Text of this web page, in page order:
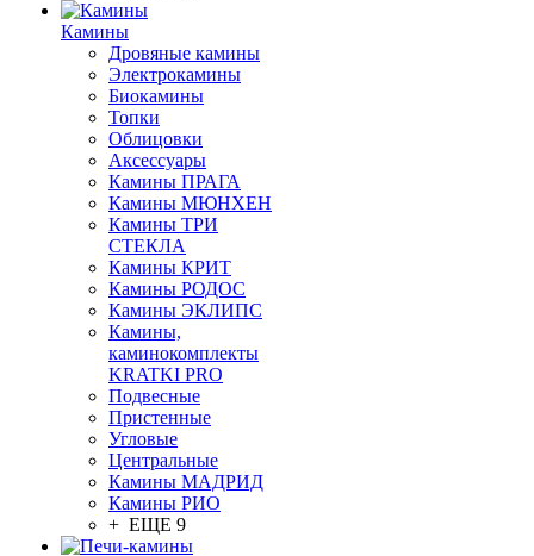
Камины
Дровяные камины
Электрокамины
Биокамины
Топки
Облицовки
Аксессуары
Камины ПРАГА
Камины МЮНХЕН
Камины ТРИ
СТЕКЛА
Камины КРИТ
Камины РОДОС
Камины ЭКЛИПС
Камины,
каминокомплекты
KRATKI PRO
Подвесные
Пристенные
Угловые
Центральные
Камины МАДРИД
Камины РИО
+ ЕЩЕ 9